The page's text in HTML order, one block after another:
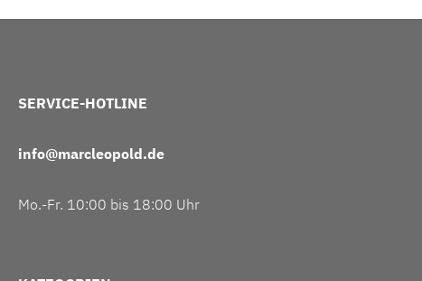
SERVICE-HOTLINE
info@marcleopold.de
Mo.-Fr. 10:00 bis 18:00 Uhr